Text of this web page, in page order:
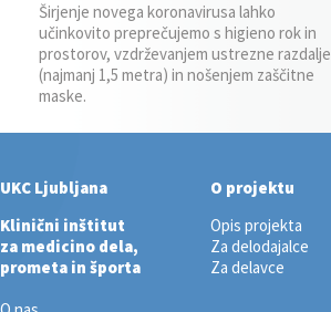
Širjenje novega koronavirusa lahko
učinkovito preprečujemo s higieno rok in
prostorov, vzdrževanjem ustrezne razdalje
(najmanj 1,5 metra) in nošenjem zaščitne
maske.
UKC Ljubljana
Klinični inštitut
za medicino dela,
prometa in športa
O projektu
Opis projekta
Za delodajalce
Za delavce